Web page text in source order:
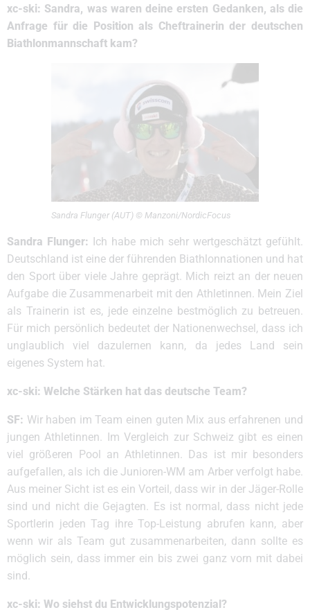
xc-ski: Sandra, was waren deine ersten Gedanken, als die
Anfrage für die Position als Cheftrainerin der deutschen
Biathlonmannschaft kam?
Sandra Flunger (AUT) © Manzoni/NordicFocus
Sandra Flunger: Ich habe mich sehr wertgeschätzt gefühlt.
Deutschland ist eine der führenden Biathlonnationen und hat
den Sport über viele Jahre geprägt. Mich reizt an der neuen
Aufgabe die Zusammenarbeit mit den Athletinnen. Mein Ziel
als Trainerin ist es, jede einzelne bestmöglich zu betreuen.
Für mich persönlich bedeutet der Nationenwechsel, dass ich
unglaublich viel dazulernen kann, da jedes Land sein
eigenes System hat.
xc-ski: Welche Stärken hat das deutsche Team?
SF: Wir haben im Team einen guten Mix aus erfahrenen und
jungen Athletinnen. Im Vergleich zur Schweiz gibt es einen
viel größeren Pool an Athletinnen. Das ist mir besonders
aufgefallen, als ich die Junioren-WM am Arber verfolgt habe.
Aus meiner Sicht ist es ein Vorteil, dass wir in der Jäger-Rolle
sind und nicht die Gejagten. Es ist normal, dass nicht jede
Sportlerin jeden Tag ihre Top-Leistung abrufen kann, aber
wenn wir als Team gut zusammenarbeiten, dann sollte es
möglich sein, dass immer ein bis zwei ganz vorn mit dabei
sind.
xc-ski: Wo siehst du Entwicklungspotenzial?